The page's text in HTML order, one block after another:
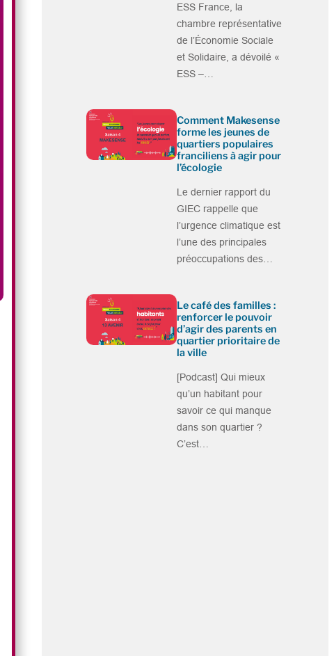
ESS France, la
chambre représentative
de l’Économie Sociale
et Solidaire, a dévoilé «
ESS –…
Comment Makesense
forme les jeunes de
quartiers populaires
franciliens à agir pour
l’écologie
Le dernier rapport du
GIEC rappelle que
l’urgence climatique est
l’une des principales
préoccupations des…
Le café des familles :
renforcer le pouvoir
d’agir des parents en
quartier prioritaire de
la ville
[Podcast] Qui mieux
qu’un habitant pour
savoir ce qui manque
dans son quartier ?
C’est…